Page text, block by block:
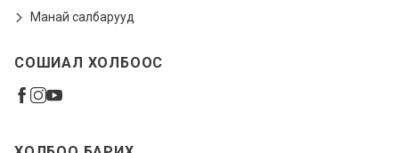
Манай салбарууд
СОШИАЛ ХОЛБООС